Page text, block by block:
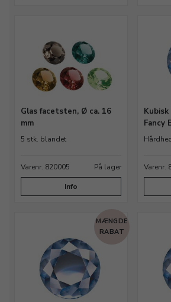
Glas facetsten, Ø ca. 16
mm
5 stk. blandet
Varenr. 820005 På lager
Info
Fancy
Varenr.
MÆNGDE
RABAT